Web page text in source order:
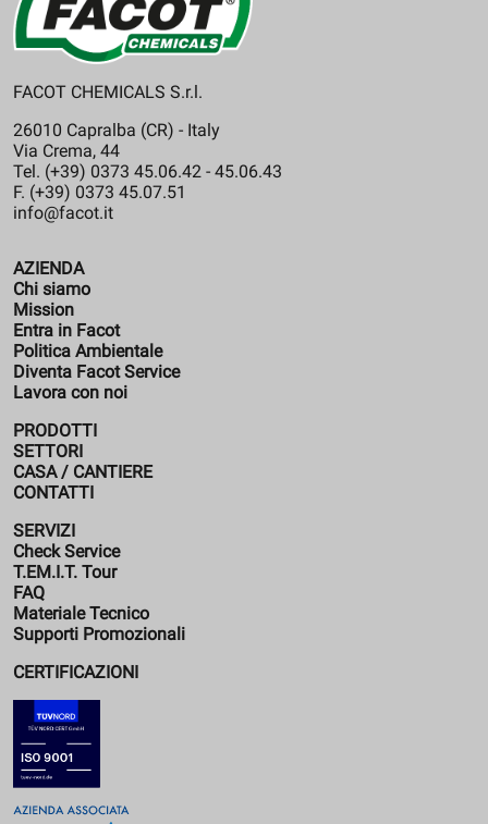
FACOT CHEMICALS S.r.l.
26010 Capralba (CR) - Italy
Via Crema, 44
Tel. (+39) 0373 45.06.42 - 45.06.43
F. (+39) 0373 45.07.51
info@facot.it
AZIENDA
Chi siamo
Mission
Entra in Facot
Politica Ambientale
Diventa Facot Service
Lavora con noi
PRODOTTI
SETTORI
CASA / CANTIERE
CONTATTI
SERVIZI
Check Service
T.EM.I.T. Tour
FAQ
Materiale Tecnico
Supporti Promozionali
CERTIFICAZIONI